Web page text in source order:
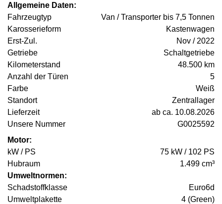
Allgemeine Daten:
Fahrzeugtyp
Van / Transporter bis 7,5 Tonnen
Karosserieform
Kastenwagen
Erst-Zul.
Nov / 2022
Getriebe
Schaltgetriebe
Kilometerstand
48.500 km
Anzahl der Türen
5
Farbe
Weiß
Standort
Zentrallager
Lieferzeit
ab ca. 10.08.2026
Unsere Nummer
G0025592
Motor:
kW / PS
75 kW / 102 PS
Hubraum
1.499 cm³
Umweltnormen:
Schadstoffklasse
Euro6d
Umweltplakette
4 (Green)